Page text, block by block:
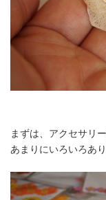
まずは、アクセサリ
あまりにいろいろあ